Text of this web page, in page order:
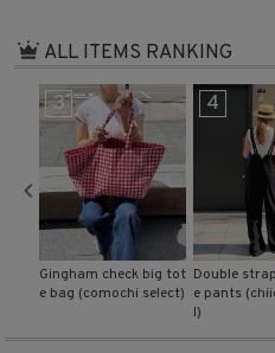
新着 再
商品タイプ
ORIGINAL
カラー
ALL ITEMS RANKING
3
Gingham check big tot
e bag (comochi select)
4
Double
e pants
l)